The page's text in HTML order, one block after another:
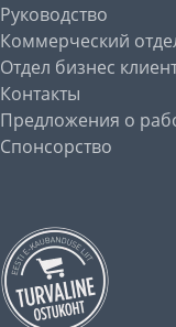
Руководство
Коммерческий
Отдел бизнес
Контакты
Предложения о
Спонсорство